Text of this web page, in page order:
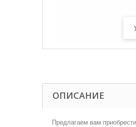
ОПИСАНИЕ
Предлагаем вам приобрести